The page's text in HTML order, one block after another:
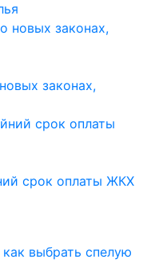
законах,
срок оплаты ЖКХ